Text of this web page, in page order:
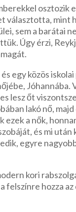
osztozik
választotta, mint
sem a barátai
Úgy érzi,
egy közös
Jóhannába.
lesz őt
lakó nő, majd
ezek a nők,
és mi
egyre
kori
felszínre hozza